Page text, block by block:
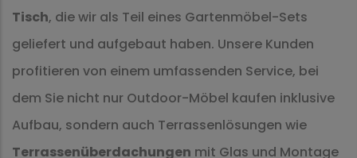
Tisch, die wir als Teil eines Gartenmöbel-Sets
geliefert und aufgebaut haben. Unsere Kunden
profitieren von einem umfassenden Service, bei
dem Sie nicht nur Outdoor-Möbel kaufen inklusive
Aufbau, sondern auch Terrassenlösungen wie
Terrassenüberdachungen mit Glas und Montage